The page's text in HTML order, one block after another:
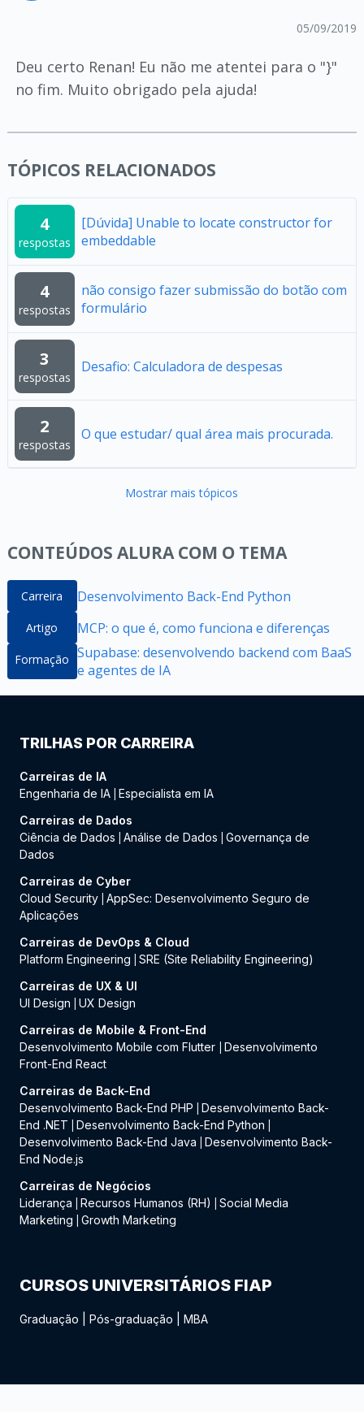
05/09/2019
Deu certo Renan! Eu não me atentei para o "}"
no fim. Muito obrigado pela ajuda!
TÓPICOS RELACIONADOS
4
respostas
[Dúvida] Unable to locate constructor for
embeddable
4
respostas
não consigo fazer submissão do botão com
formulário
3
respostas
Desafio: Calculadora de despesas
2
respostas
O que estudar/ qual área mais procurada.
Mostrar mais tópicos
CONTEÚDOS ALURA COM O TEMA
Carreira Desenvolvimento Back-End Python
Artigo MCP: o que é, como funciona e diferenças
Formação Supabase: desenvolvendo backend com BaaS
e agentes de IA
TRILHAS POR CARREIRA
Carreiras de IA
Engenharia de IA Especialista em IA
Carreiras de Dados
Ciência de Dados
Análise de Dados
Governança de
Dados
Carreiras de Cyber
Cloud Security AppSec: Desenvolvimento Seguro de
Aplicações
Carreiras de DevOps & Cloud
Platform Engineering
SRE (Site Reliability Engineering)
Carreiras de UX & UI
UI Design
UX Design
Carreiras de Mobile & Front-End
Desenvolvimento Mobile com Flutter
Desenvolvimento
Front-End React
Carreiras de Back-End
Desenvolvimento Back-End PHP
Desenvolvimento Back-
End .NET
Desenvolvimento Back-End Python
Desenvolvimento Back-End Java
Desenvolvimento Back-
End Node.js
Carreiras de Negócios
Liderança
Recursos Humanos (RH)
Social Media
Marketing
Growth Marketing
CURSOS UNIVERSITÁRIOS FIAP
Graduação Pós-graduação MBA